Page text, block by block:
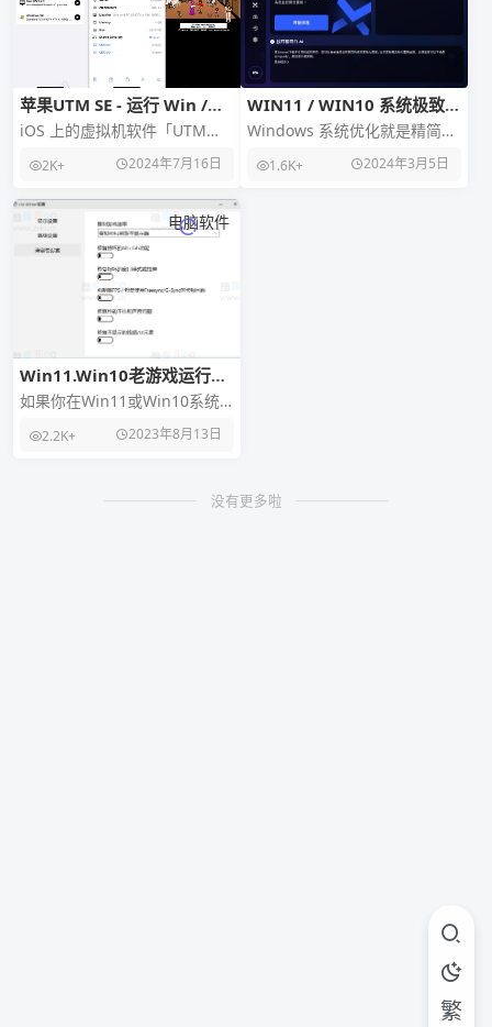
苹果UTM SE - 运行 Win /
Linux 系统
iOS 上的虚拟机软件「UTM
等 iOS 设备上安装其他操
2K+ 2024年7月16日
WIN11 / WIN10 系统极致优
化工具BoosterX
Windows 系统优化就是精简系
功能进行设置等，这样可以减
1.6K+ 2024年3月5日
电脑软件
Win11.Win10老游戏运行补
丁cnc-ddraw
如果你在Win11或Win10系统
问题，不用担心！使用cnc-
2.2K+ 2023年8月13日
没有更多啦
繁